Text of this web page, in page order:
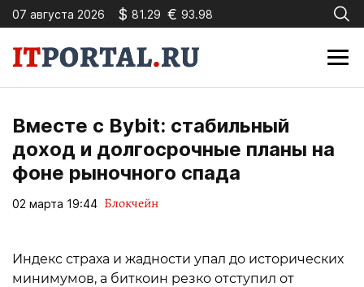
07 августа 2026 $ 81.29 € 93.98
Вместе с Bybit: стабильный
доход и долгосрочные планы на
фоне рыночного спада
02 марта 19:44 Блокчейн
Индекс страха и жадности упал до исторических
минимумов, а биткоин резко отступил от